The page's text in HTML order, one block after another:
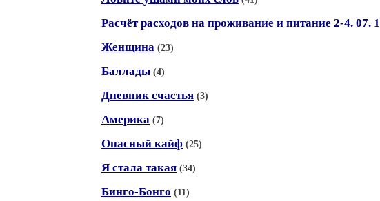
Расчёт расходов на проживание и питание 2-4. 07. 1
Женщина (23)
Баллады (4)
Дневник счастья (3)
Америка (7)
Опасный кайф (25)
Я стала такая (34)
Бинго-Бонго (11)